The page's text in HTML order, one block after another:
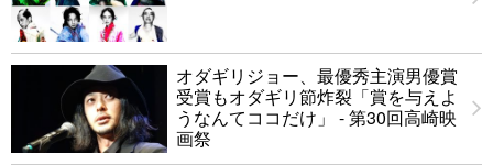
オダギリジョー、最優秀主演男優賞
受賞もオダギリ節炸裂「賞を与えよ
うなんてココだけ」 - 第30回高崎映
画祭